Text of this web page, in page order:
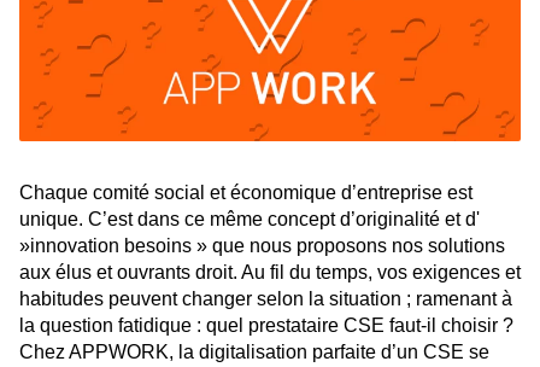
Chaque comité social et économique d’entreprise est
unique. C’est dans ce même concept d’originalité et d'
»innovation besoins » que nous proposons nos solutions
aux élus et ouvrants droit. Au fil du temps, vos exigences et
habitudes peuvent changer selon la situation ; ramenant à
la question fatidique : quel prestataire CSE faut-il choisir ?
Chez APPWORK, la digitalisation parfaite d’un CSE se